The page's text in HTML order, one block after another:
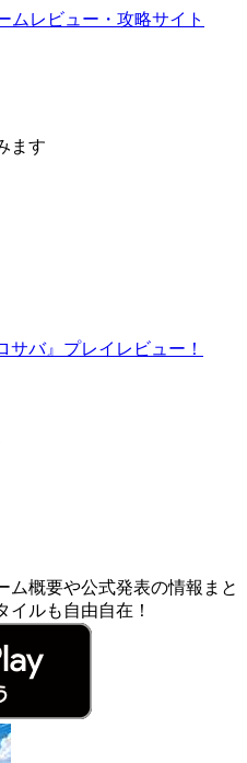
ます
バ』プレイレビュー！
ム概要や公式発表の情報まと
イルも自由自在！